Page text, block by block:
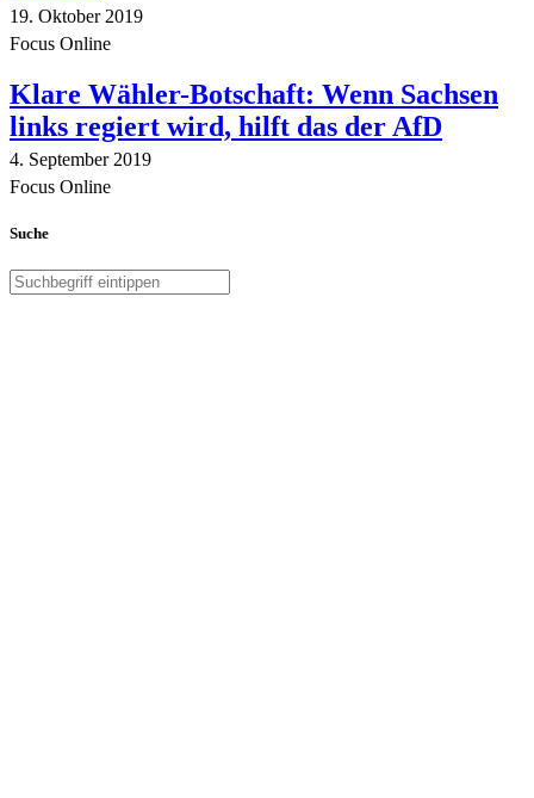
19. Oktober 2019
Focus Online
Klare Wähler-Botschaft: Wenn Sachsen
links regiert wird, hilft das der AfD
4. September 2019
Focus Online
Suche